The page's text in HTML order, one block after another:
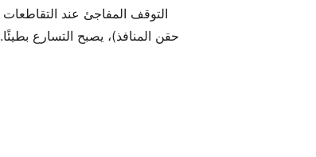
حقن المنافذ)، يصبح التسارع بطيئًا.